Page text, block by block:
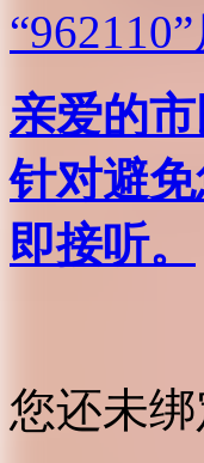
“962110”
亲爱的
针对避
即接听。
您还未